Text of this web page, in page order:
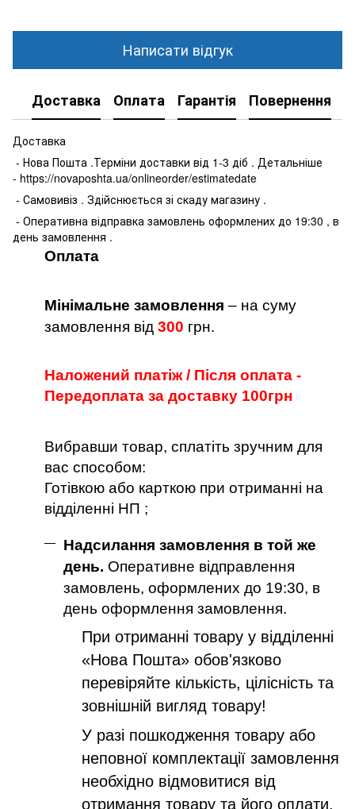
Написати відгук
Доставка Оплата Гарантія Повернення
Доставка
- Нова Пошта .Терміни доставки від 1-3 діб . Детальніше
- https://novaposhta.ua/onlineorder/estimatedate
- Самовивіз . Здійснюється зі скаду магазину .
- Оперативна відправка замовлень оформлених до 19:30 , в
день замовлення .
Оплата
Мінімальне замовлення – на суму
замовлення від 300 грн.
Наложений платіж / Після оплата -
Передоплата за доставку 100грн
Вибравши товар, сплатіть зручним для
вас способом:
Готівкою або карткою при отриманні на
відділенні НП ;
Надсилання замовлення в той же
день. Оперативне відправлення
замовлень, оформлених до 19:30, в
день оформлення замовлення.
При отриманні товару у відділенні
«Нова Пошта» обов'язково
перевіряйте кількість, цілісність та
зовнішній вигляд товару!
У разі пошкодження товару або
неповної комплектації замовлення
необхідно відмовитися від
отримання товару та його оплати,